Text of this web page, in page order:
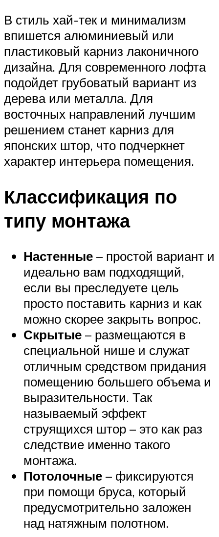
В стиль хай-тек и минимализм
впишется алюминиевый или
пластиковый карниз лаконичного
дизайна. Для современного лофта
подойдет грубоватый вариант из
дерева или металла. Для
восточных направлений лучшим
решением станет карниз для
японских штор, что подчеркнет
характер интерьера помещения.
Классификация по
типу монтажа
Настенные – простой вариант и
идеально вам подходящий,
если вы преследуете цель
просто поставить карниз и как
можно скорее закрыть вопрос.
Скрытые – размещаются в
специальной нише и служат
отличным средством придания
помещению большего объема и
выразительности. Так
называемый эффект
струящихся штор – это как раз
следствие именно такого
монтажа.
Потолочные – фиксируются
при помощи бруса, который
предусмотрительно заложен
над натяжным полотном.